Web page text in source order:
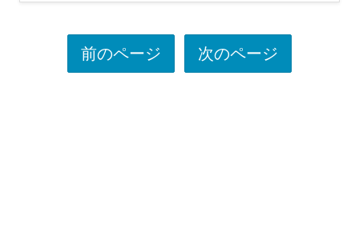
前のページ 次のページ